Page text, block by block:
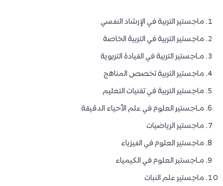
ماجستير التربية في الإرشاد النفسي
ماجستير التربية في التربية الخاصة
مـاجستير التربية في القيادة التربوية
ماجستير التربية تخصص المناهج
ماجستير التربية في تقنيات التعليم
مـاجستير العلوم في علم الأحياء الدقيقة
ماجستير الرياضيات
ماجستير العلوم في الفيزياء
مـاجستير العلوم في الكيمياء
ماجستير علم النبات